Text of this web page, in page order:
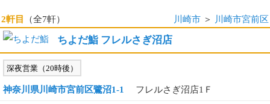
2軒目 （全7軒） 川崎市 ＞ 川崎市宮前区
ちよだ鮨 フレルさぎ沼店
深夜営業（20時後）
神奈川県川崎市宮前区鷺沼1-1 フレルさぎ沼店1Ｆ